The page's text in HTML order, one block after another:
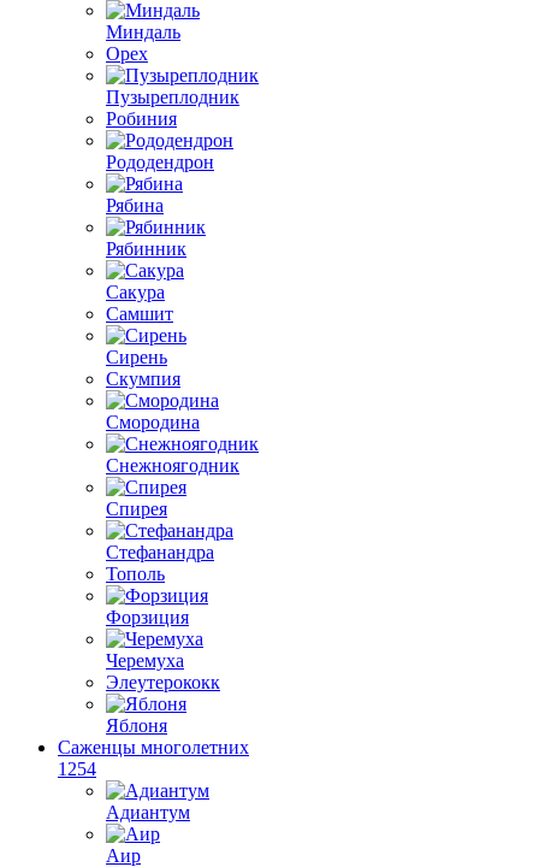
Миндаль
Орех
Пузыреплодник
Робиния
Рододендрон
Рябина
Рябинник
Сакура
Самшит
Сирень
Скумпия
Смородина
Снежноягодник
Спирея
Стефанандра
Тополь
Форзиция
Черемуха
Элеутерококк
Яблоня
Саженцы многолетних
1254
Адиантум
Аир